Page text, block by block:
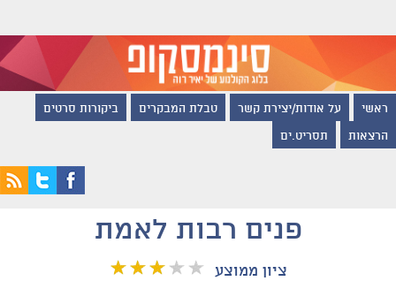
ראשי על אודות/יצירת קשר טבלת המבקרים ביקורות סרטים
הרצאות תסריט.ים
פנים רבות לאמת
ציון ממוצע